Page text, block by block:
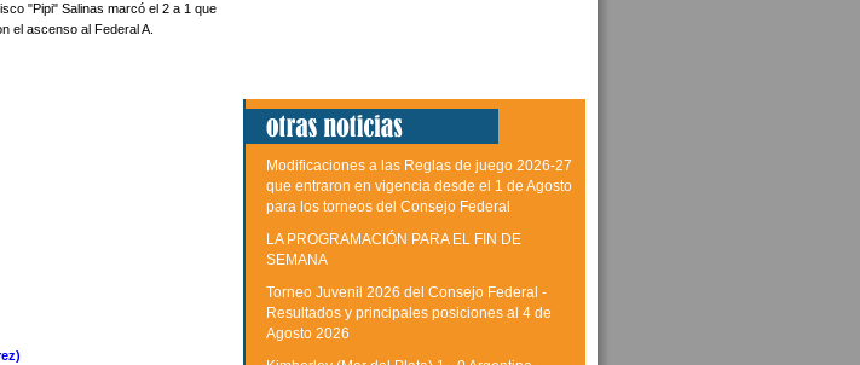
"Pipi" Salinas marcó el 2 a 1 que
el ascenso al Federal A.
Modificaciones a las Reglas de juego 2026-27
que entraron en vigencia desde el 1 de Agosto
para los torneos del Consejo Federal
LA PROGRAMACIÓN PARA EL FIN DE
SEMANA
Torneo Juvenil 2026 del Consejo Federal -
Resultados y principales posiciones al 4 de
Agosto 2026